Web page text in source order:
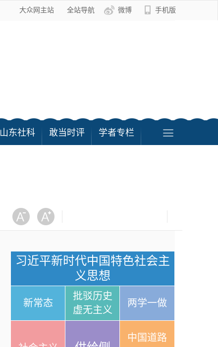
大众网主站 全站导航 微博 手机版
山东社科 敢当时评 学者专栏
习近平新时代中国特色社会主
义思想
新常态
批驳历史
虚无主义
两学一做
中国道路